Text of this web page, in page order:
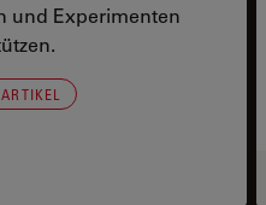
und Experimenten